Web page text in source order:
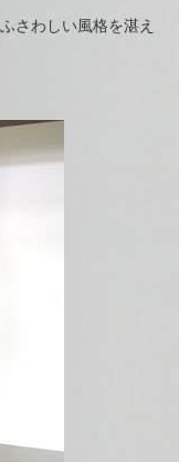
さわしい風格を湛え